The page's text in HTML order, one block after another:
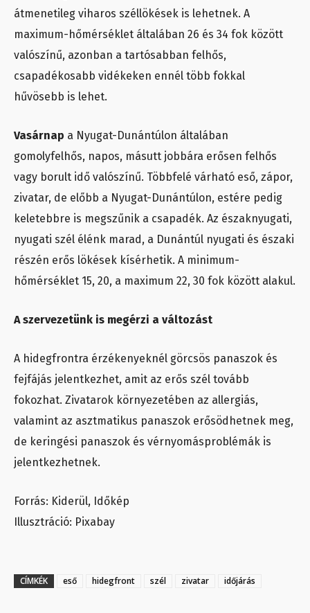
átmenetileg viharos széllökések is lehetnek. A
maximum-hőmérséklet általában 26 és 34 fok között
valószínű, azonban a tartósabban felhős,
csapadékosabb vidékeken ennél több fokkal
hűvösebb is lehet.
Vasárnap a Nyugat-Dunántúlon általában
gomolyfelhős, napos, másutt jobbára erősen felhős
vagy borult idő valószínű. Többfelé várható eső, zápor,
zivatar, de előbb a Nyugat-Dunántúlon, estére pedig
keletebbre is megszűnik a csapadék. Az északnyugati,
nyugati szél élénk marad, a Dunántúl nyugati és északi
részén erős lökések kísérhetik. A minimum-
hőmérséklet 15, 20, a maximum 22, 30 fok között alakul.
A szervezetünk is megérzi a változást
A hidegfrontra érzékenyeknél görcsös panaszok és
fejfájás jelentkezhet, amit az erős szél tovább
fokozhat. Zivatarok környezetében az allergiás,
valamint az asztmatikus panaszok erősödhetnek meg,
de keringési panaszok és vérnyomásproblémák is
jelentkezhetnek.
Forrás: Kiderül, Időkép
Illusztráció: Pixabay
CÍMKÉK eső hidegfront szél zivatar időjárás